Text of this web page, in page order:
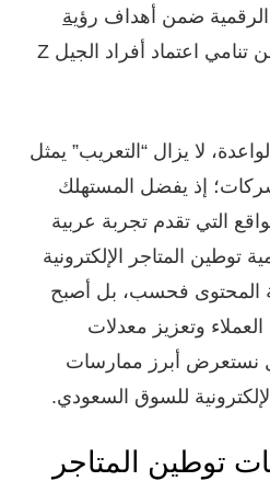
الرقمية ضمن أهداف رؤية
، فضلًا عن تنامي اعتماد أفراد الجيل Z
لا يزال “التعريب” يمثل
إذ يفضل المستهلك
التي تقدم تجربة عربية
توطين المتاجر الإلكترونية
المحتوى فحسب، بل أصبح
وتعزيز معدلات
نستعرض أبرز ممارسات
للسوق السعودي.
توطين المتاجر